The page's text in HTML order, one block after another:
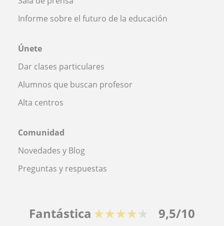
Informe sobre el futuro de la educación
Únete
Dar clases particulares
Alumnos que buscan profesor
Alta centros
Comunidad
Novedades y Blog
Preguntas y respuestas
Fantástica ★★★★★ 9,5/10